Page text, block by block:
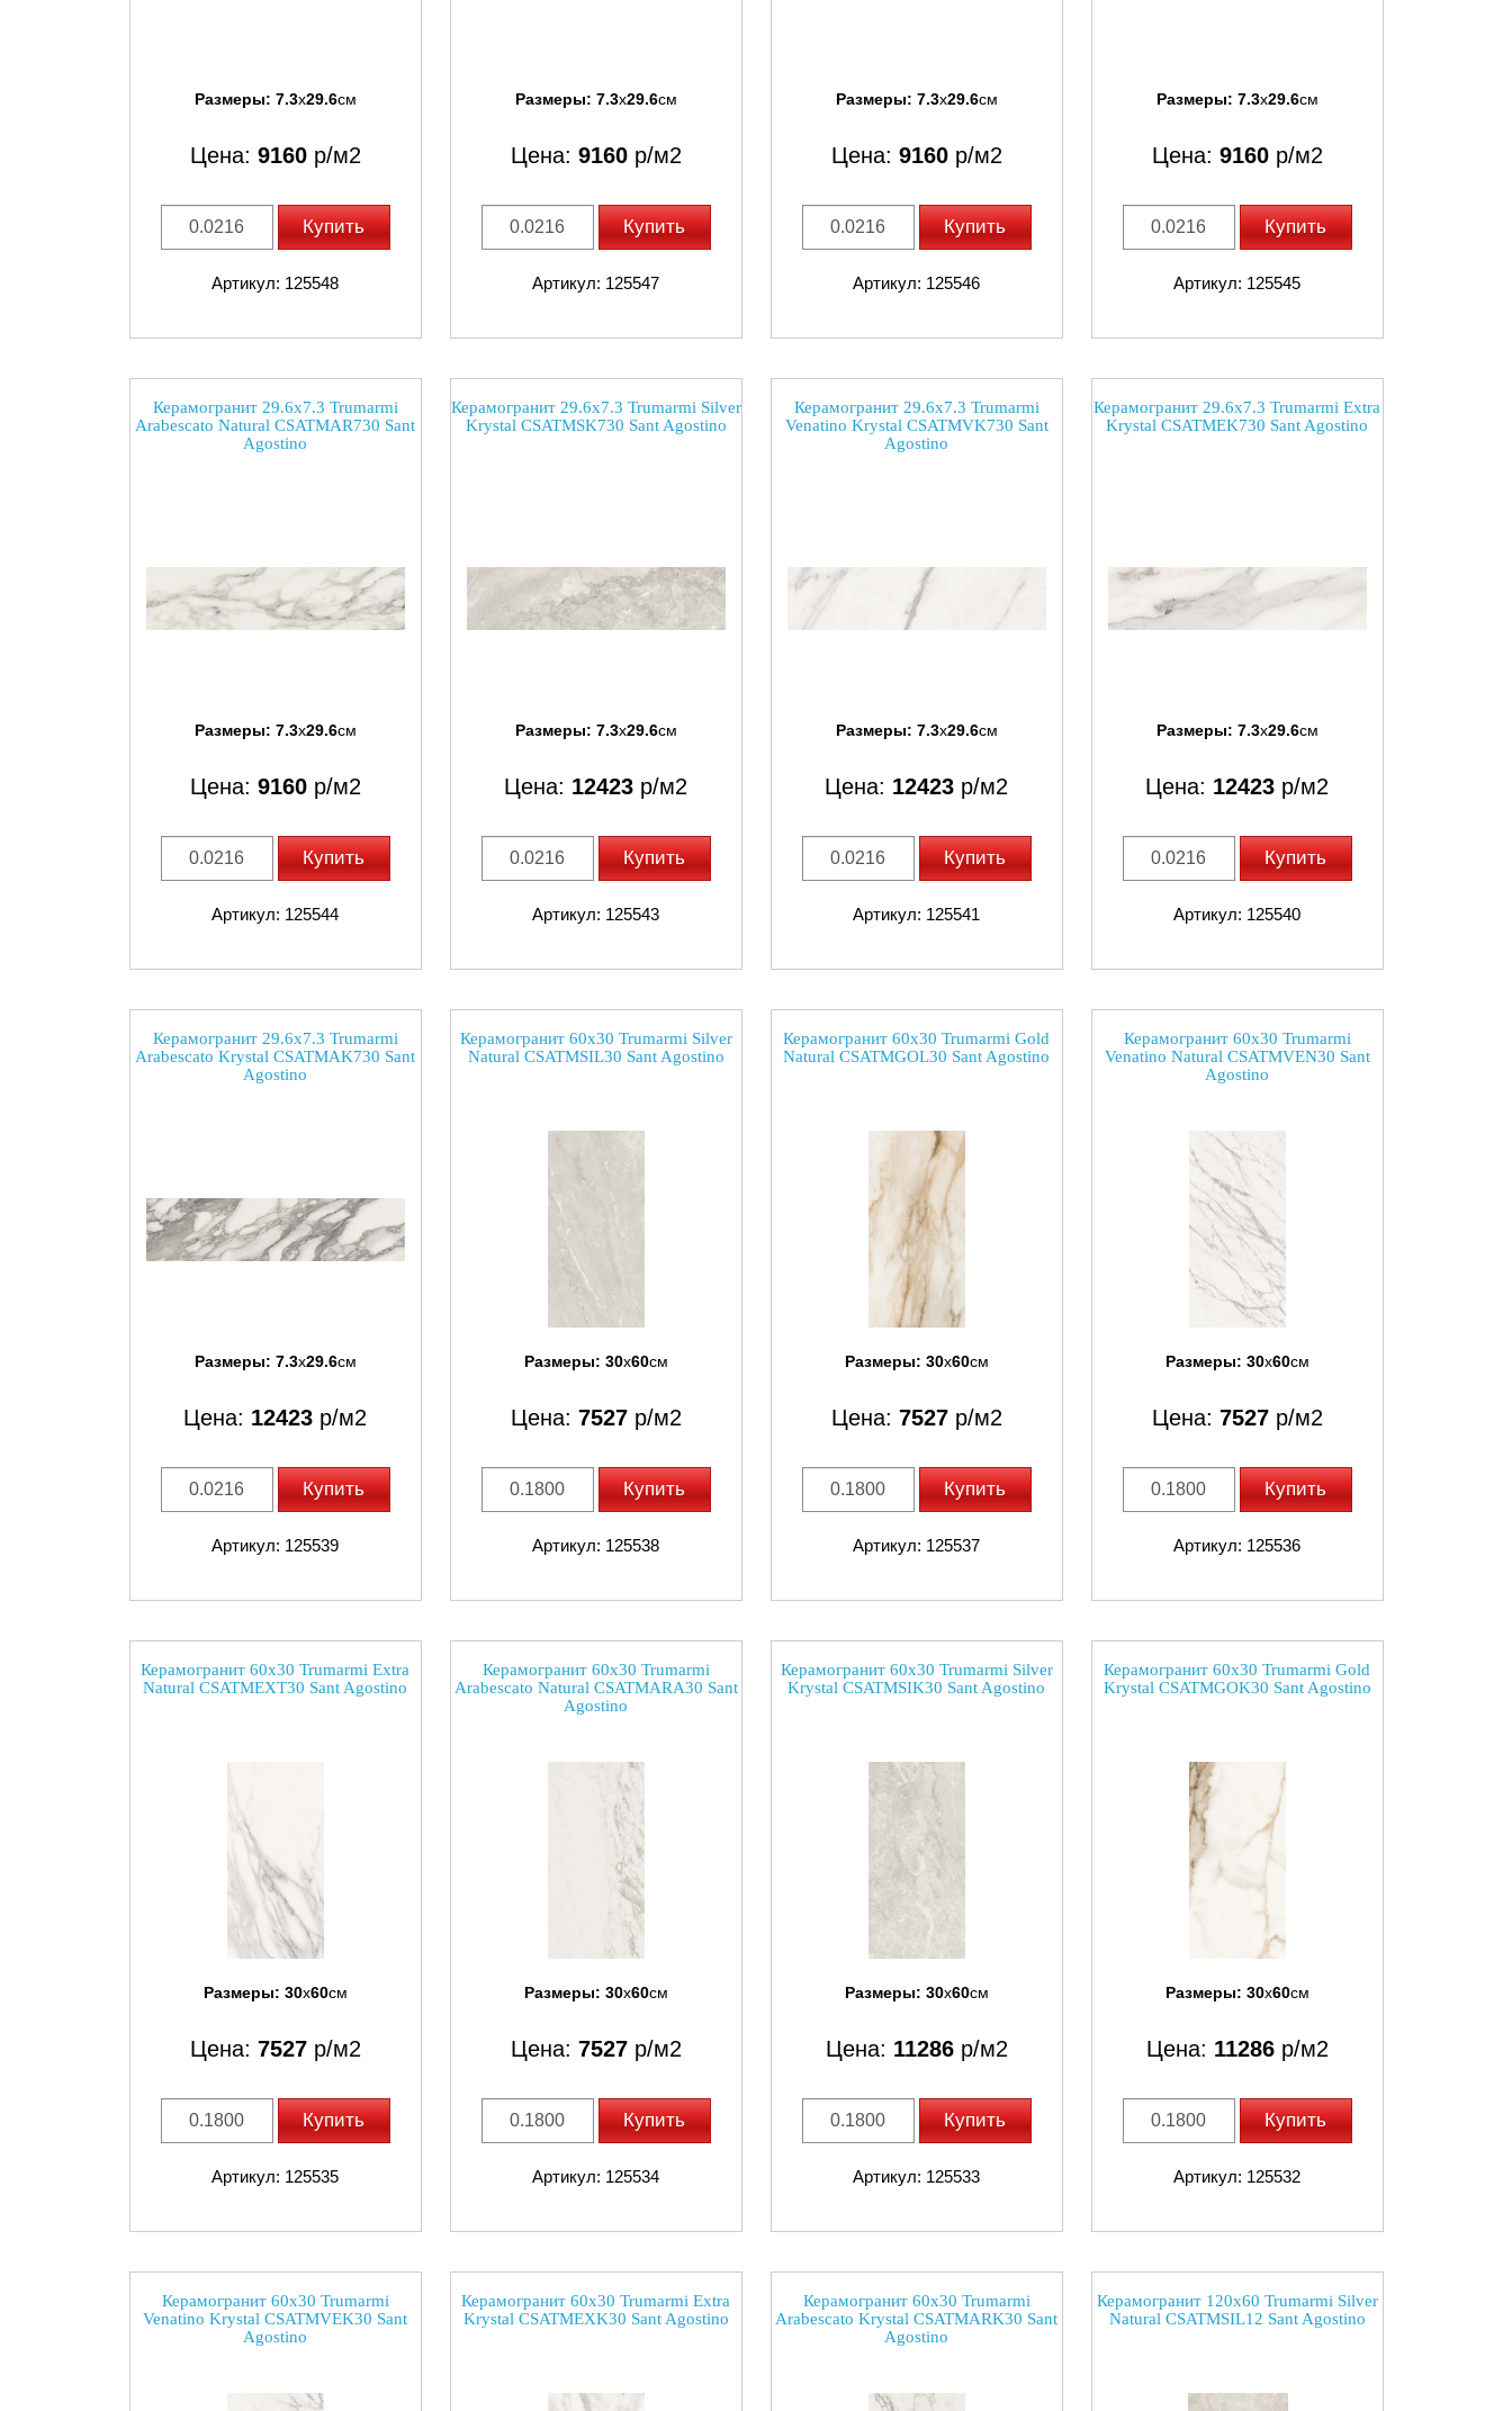
Размеры: 7.3x29.6см
Цена: 9160р/м2
Купить
Артикул: 125548
Размеры: 7.3x29.6см
Цена: 9160р/м2
Купить
Артикул: 125547
Размеры: 7.3x29.6см
Цена: 9160р/м2
Купить
Артикул: 125546
Размеры: 7.3x29.6см
Цена: 9160р/м2
Купить
Артикул: 125545
Керамогранит 29.6x7.3 Trumarmi
Arabescato Natural CSATMAR730 Sant
Agostino
Размеры: 7.3x29.6см
Цена: 9160р/м2
Купить
Артикул: 125544
Керамогранит 29.6x7.3 Trumarmi Silver
Krystal CSATMSK730 Sant Agostino
Размеры: 7.3x29.6см
Цена: 12423 р/м2
Купить
Артикул: 125543
Керамогранит 29.6x7.3 Trumarmi
Venatino Krystal CSATMVK730 Sant
Agostino
Размеры: 7.3x29.6см
Цена: 12423 р/м2
Купить
Артикул: 125541
Керамогранит 29.6x7.3 Trumarmi Extra
Krystal CSATMEK730 Sant Agostino
Размеры: 7.3x29.6см
Цена: 12423 р/м2
Купить
Артикул: 125540
Керамогранит 29.6x7.3 Trumarmi
Arabescato Krystal CSATMAK730 Sant
Agostino
Размеры: 7.3x29.6см
Цена: 12423 р/м2
Купить
Артикул: 125539
Керамогранит 60x30 Trumarmi Silver
Natural CSATMSIL30 Sant Agostino
Размеры: 30x60см
Цена: 7527р/м2
Купить
Артикул: 125538
Керамогранит 60x30 Trumarmi Gold
Natural CSATMGOL30 Sant Agostino
Размеры: 30x60см
Цена: 7527р/м2
Купить
Артикул: 125537
Керамогранит 60x30 Trumarmi
Venatino Natural CSATMVEN30 Sant
Agostino
Размеры: 30x60см
Цена: 7527р/м2
Купить
Артикул: 125536
Керамогранит 60x30 Trumarmi Extra
Natural CSATMEXT30 Sant Agostino
Размеры: 30x60см
Цена: 7527р/м2
Купить
Артикул: 125535
Керамогранит 60x30 Trumarmi
Arabescato Natural CSATMARA30 Sant
Agostino
Размеры: 30x60см
Цена: 7527р/м2
Купить
Артикул: 125534
Керамогранит 60x30 Trumarmi Silver
Krystal CSATMSIK30 Sant Agostino
Размеры: 30x60см
Цена: 11286р/м2
Купить
Артикул: 125533
Керамогранит 60x30 Trumarmi Gold
Krystal CSATMGOK30 Sant Agostino
Размеры: 30x60см
Цена: 11286р/м2
Купить
Артикул: 125532
Керамогранит 60x30 Trumarmi
Venatino Krystal CSATMVEK30 Sant
Agostino
Керамогранит 60x30 Trumarmi Extra
Krystal CSATMEXK30 Sant Agostino
Керамогранит 60x30 Trumarmi
Arabescato Krystal CSATMARK30 Sant
Agostino
Керамогранит 120x60 Trumarmi Silver
Natural CSATMSIL12 Sant Agostino